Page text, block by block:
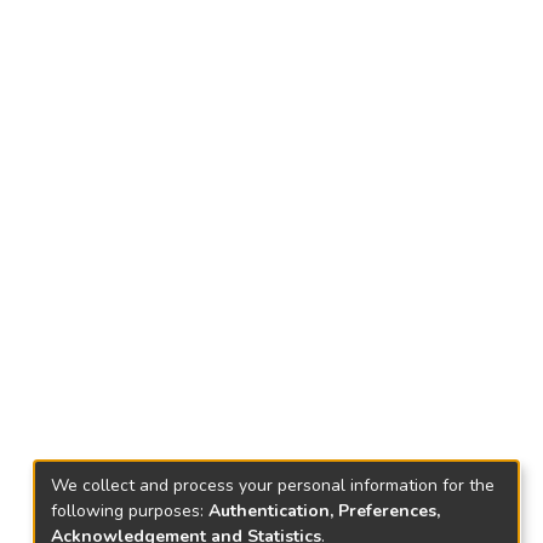
We collect and process your personal information for the
following purposes: Authentication, Preferences,
Acknowledgement and Statistics.